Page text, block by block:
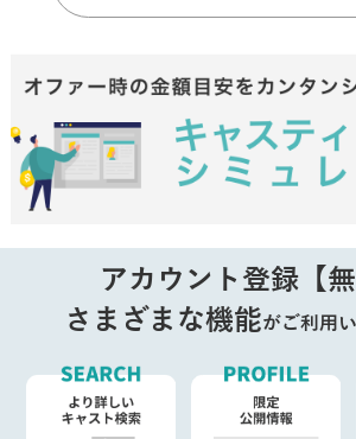
アカウント登録【無
さまざまな機能がご利用